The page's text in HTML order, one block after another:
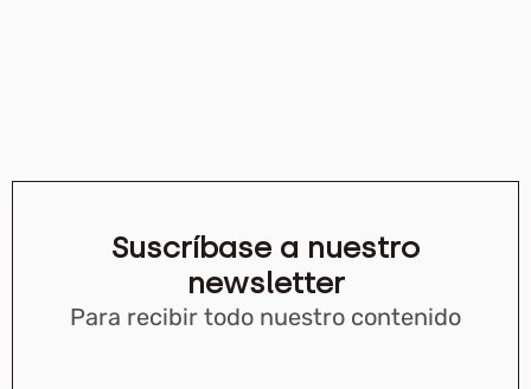
Suscríbase a nuestro
newsletter
Para recibir todo nuestro contenido